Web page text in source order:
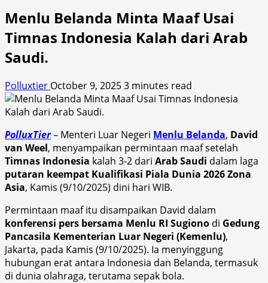
Menlu Belanda Minta Maaf Usai
Timnas Indonesia Kalah dari Arab
Saudi.
Polluxtier October 9, 20253 minutes read
PolluxTier– Menteri Luar Negeri Menlu Belanda, David
van Weel, menyampaikan permintaan maaf setelah
Timnas Indonesia kalah 3-2 dari Arab Saudi dalam laga
putaran keempat Kualifikasi Piala Dunia 2026 Zona
Asia, Kamis (9/10/2025) dini hari WIB.
Permintaan maaf itu disampaikan David dalam
konferensi pers bersama Menlu RI Sugiono di Gedung
Pancasila Kementerian Luar Negeri (Kemenlu),
Jakarta, pada Kamis (9/10/2025). Ia menyinggung
hubungan erat antara Indonesia dan Belanda, termasuk
di dunia olahraga, terutama sepak bola.